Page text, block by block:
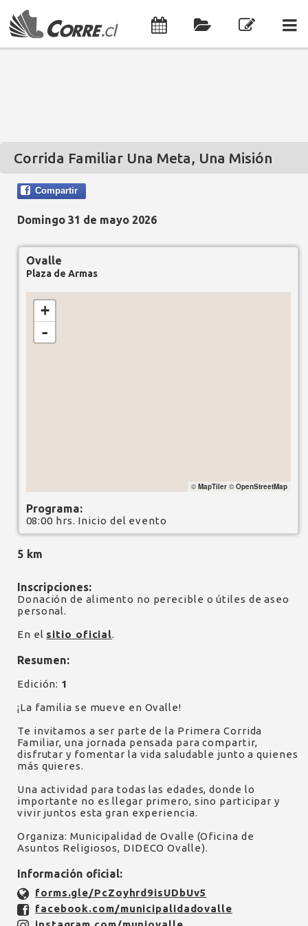
Corrida Familiar Una Meta, Una Misión
Compartir
Domingo 31 de mayo 2026
Ovalle
Plaza de Armas
+
-
© MapTiler© OpenStreetMap
Programa:
08:00 hrs. Inicio del evento
5 km
Inscripciones:
Donación de alimento no perecible o útiles de aseo
personal.
En el sitio oficial.
Resumen:
Edición: 1
¡La familia se mueve en Ovalle!
Te invitamos a ser parte de la Primera Corrida
Familiar, una jornada pensada para compartir,
disfrutar y fomentar la vida saludable junto a quienes
más quieres.
Una actividad para todas las edades, donde lo
importante no es llegar primero, sino participar y
vivir juntos esta gran experiencia.
Organiza: Municipalidad de Ovalle (Oficina de
Asuntos Religiosos, DIDECO Ovalle).
Información oficial:
forms.gle/PcZoyhrd9isUDbUv5
facebook.com/municipalidadovalle